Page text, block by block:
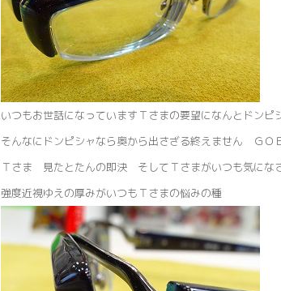
いつもお世話になっていますＴさまの要望になんとドンピ
そんなにドンピシャなら奥から出さざる終えません ＧＯ
Ｔさま 見たとたんの即決 そしてＴさまがいつも気にな
強度近視ゆえの厚みがいつもＴさまの悩みの種